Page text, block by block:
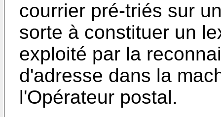
courrier pré-triés sur
sorte à constituer un
exploité par la
d'adresse dans la
l'Opérateur postal.